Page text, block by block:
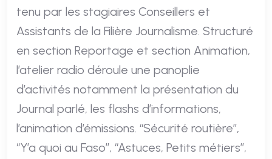
tenu par les stagiaires Conseillers et
Assistants de la Filière Journalisme. Structuré
en section Reportage et section Animation,
l’atelier radio déroule une panoplie
d’activités notamment la présentation du
Journal parlé, les flashs d’informations,
l’animation d’émissions. ‘‘Sécurité routière’’,
‘‘Y’a quoi au Faso’’, ‘‘Astuces, Petits métiers’’,